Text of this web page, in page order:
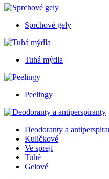
Sprchové gely
Tuhá mýdla
Peelingy
Deodoranty a
Kuličkové
Ve spreji
Tuhé
Gelové